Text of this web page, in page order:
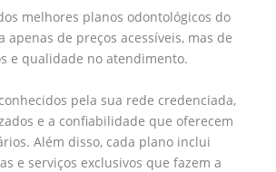
melhores planos odontológicos do
apenas de preços acessíveis, mas de
e qualidade no atendimento.
pela sua rede credenciada,
e a confiabilidade que oferecem
Além disso, cada plano inclui
e serviços exclusivos que fazem a